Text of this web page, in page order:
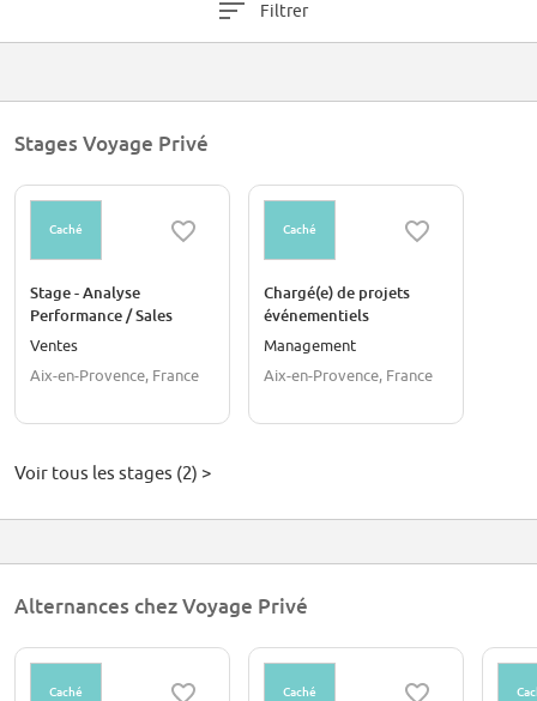
Filtrer
Stages Voyage Privé
Caché
Stage - Analyse
Performance / Sales
Strategy - Italian Market
Ventes
Aix-en-Provence, France
Caché
Chargé(e) de projets
événementiels
Management
Aix-en-Provence, France
Voir tous les stages (2) >
Alternances chez Voyage Privé
Caché Caché